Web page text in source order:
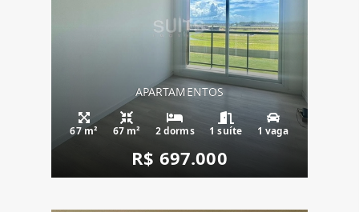
APARTAMENTOS
67 m² 67 m² 2 dorms 1 suíte 1 vaga
R$ 697.000